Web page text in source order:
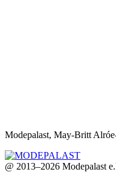
Modepalast, May-Britt
@ 2013–2026 Modepalast